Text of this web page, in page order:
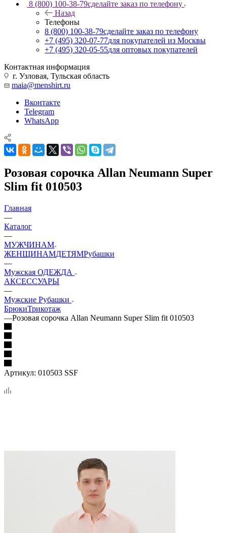
8 (800) 100-38-79сделайте заказ по телефону
Назад
Телефоны
8 (800) 100-38-79сделайте заказ по телефону
+7 (495) 320-07-77для покупателей из Москвы
+7 (495) 320-05-55для оптовых покупателей
Контактная информация
г. Узловая, Тульская область
maia@menshirt.ru
Вконтакте
Telegram
WhatsApp
Розовая сорочка Allan Neumann Super
Slim fit 010503
Главная
—
Каталог
—
МУЖЧИНАМ
ЖЕНЩИНАМДЕТЯМРубашки
—
Мужская ОДЕЖДА
АКСЕССУАРЫ
—
Мужские Рубашки
БрюкиТрикотаж
—Розовая сорочка Allan Neumann Super Slim fit 010503
Артикул: 010503 SSF